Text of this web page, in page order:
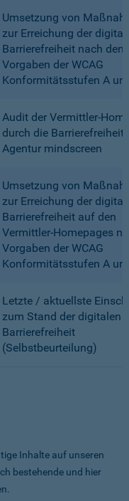
Umsetzung von
zur Erreichung der
Barrierefreiheit nach den
Vorgaben der WCAG
Konformitätsstufen A
Audit der Vermittler-
durch die
Agentur mindscreen
Umsetzung von
zur Erreichung der
Barrierefreiheit auf den
Vermittler-Homepages
Vorgaben der WCAG
Konformitätsstufen A
Letzte / aktuellste
zum Stand der digitalen
Barrierefreiheit
(Selbstbeurteilung)
Inhalte auf unseren
bestehende und hier